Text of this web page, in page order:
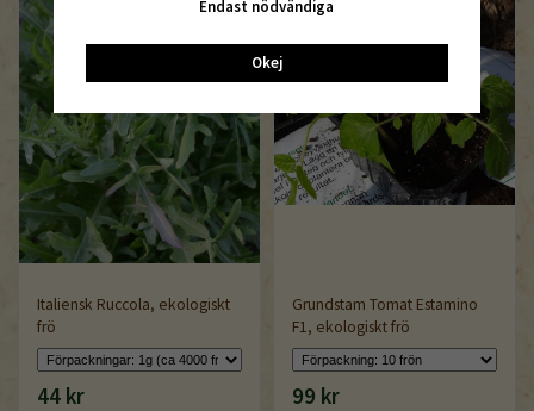
Italiensk Ruccola, ekologiskt
frö
44 kr
Grundstam Tomat Estamino
F1, ekologiskt frö
99 kr
Endast nödvändiga
Okej